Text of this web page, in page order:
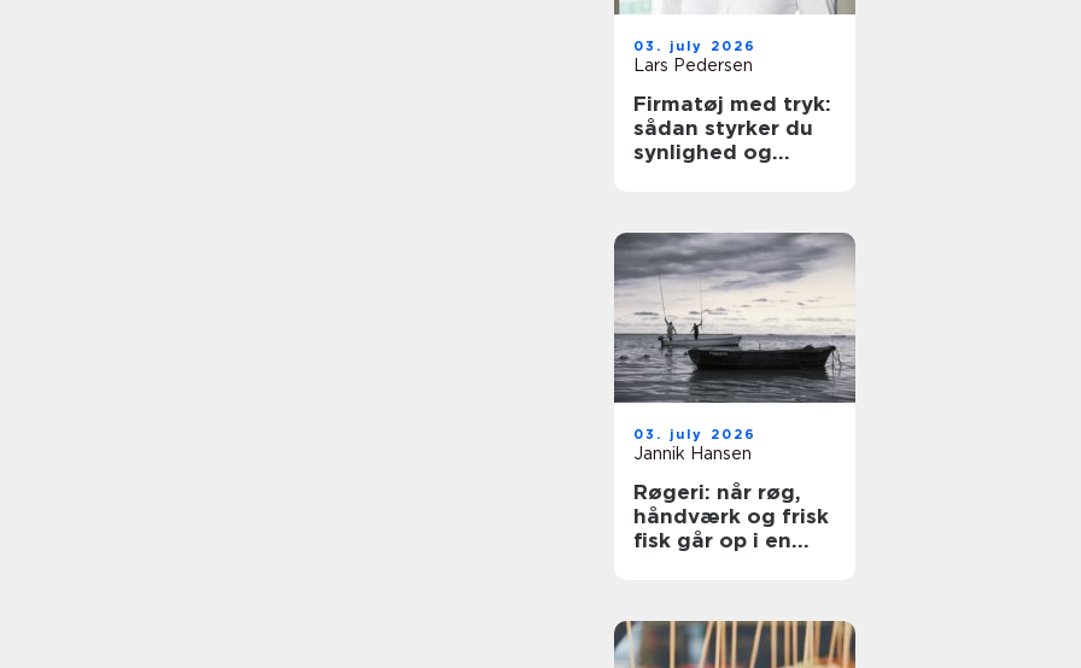
03. july 2026
Lars Pedersen
Firmatøj med tryk:
sådan styrker du
synlighed og
03. july 2026
Jannik Hansen
Røgeri: når røg,
håndværk og frisk
fisk går op i en